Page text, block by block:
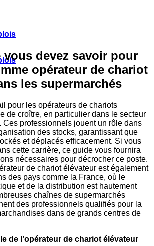
vous devez savoir pour
opérateur de chariot
les supermarchés
pour les opérateurs de chariots
de croître, en particulier dans le secteur
Ces professionnels jouent un rôle dans
des stocks, garantissant que
et déplacés efficacement. Si vous
cette carrière, ce guide vous fournira
nécessaires pour décrocher ce poste.
de chariot élévateur est également
des pays comme la France, où le
et de la distribution est hautement
chaînes de supermarchés
des professionnels qualifiés pour la
dans de grands centres de
de l’opérateur de chariot élévateur